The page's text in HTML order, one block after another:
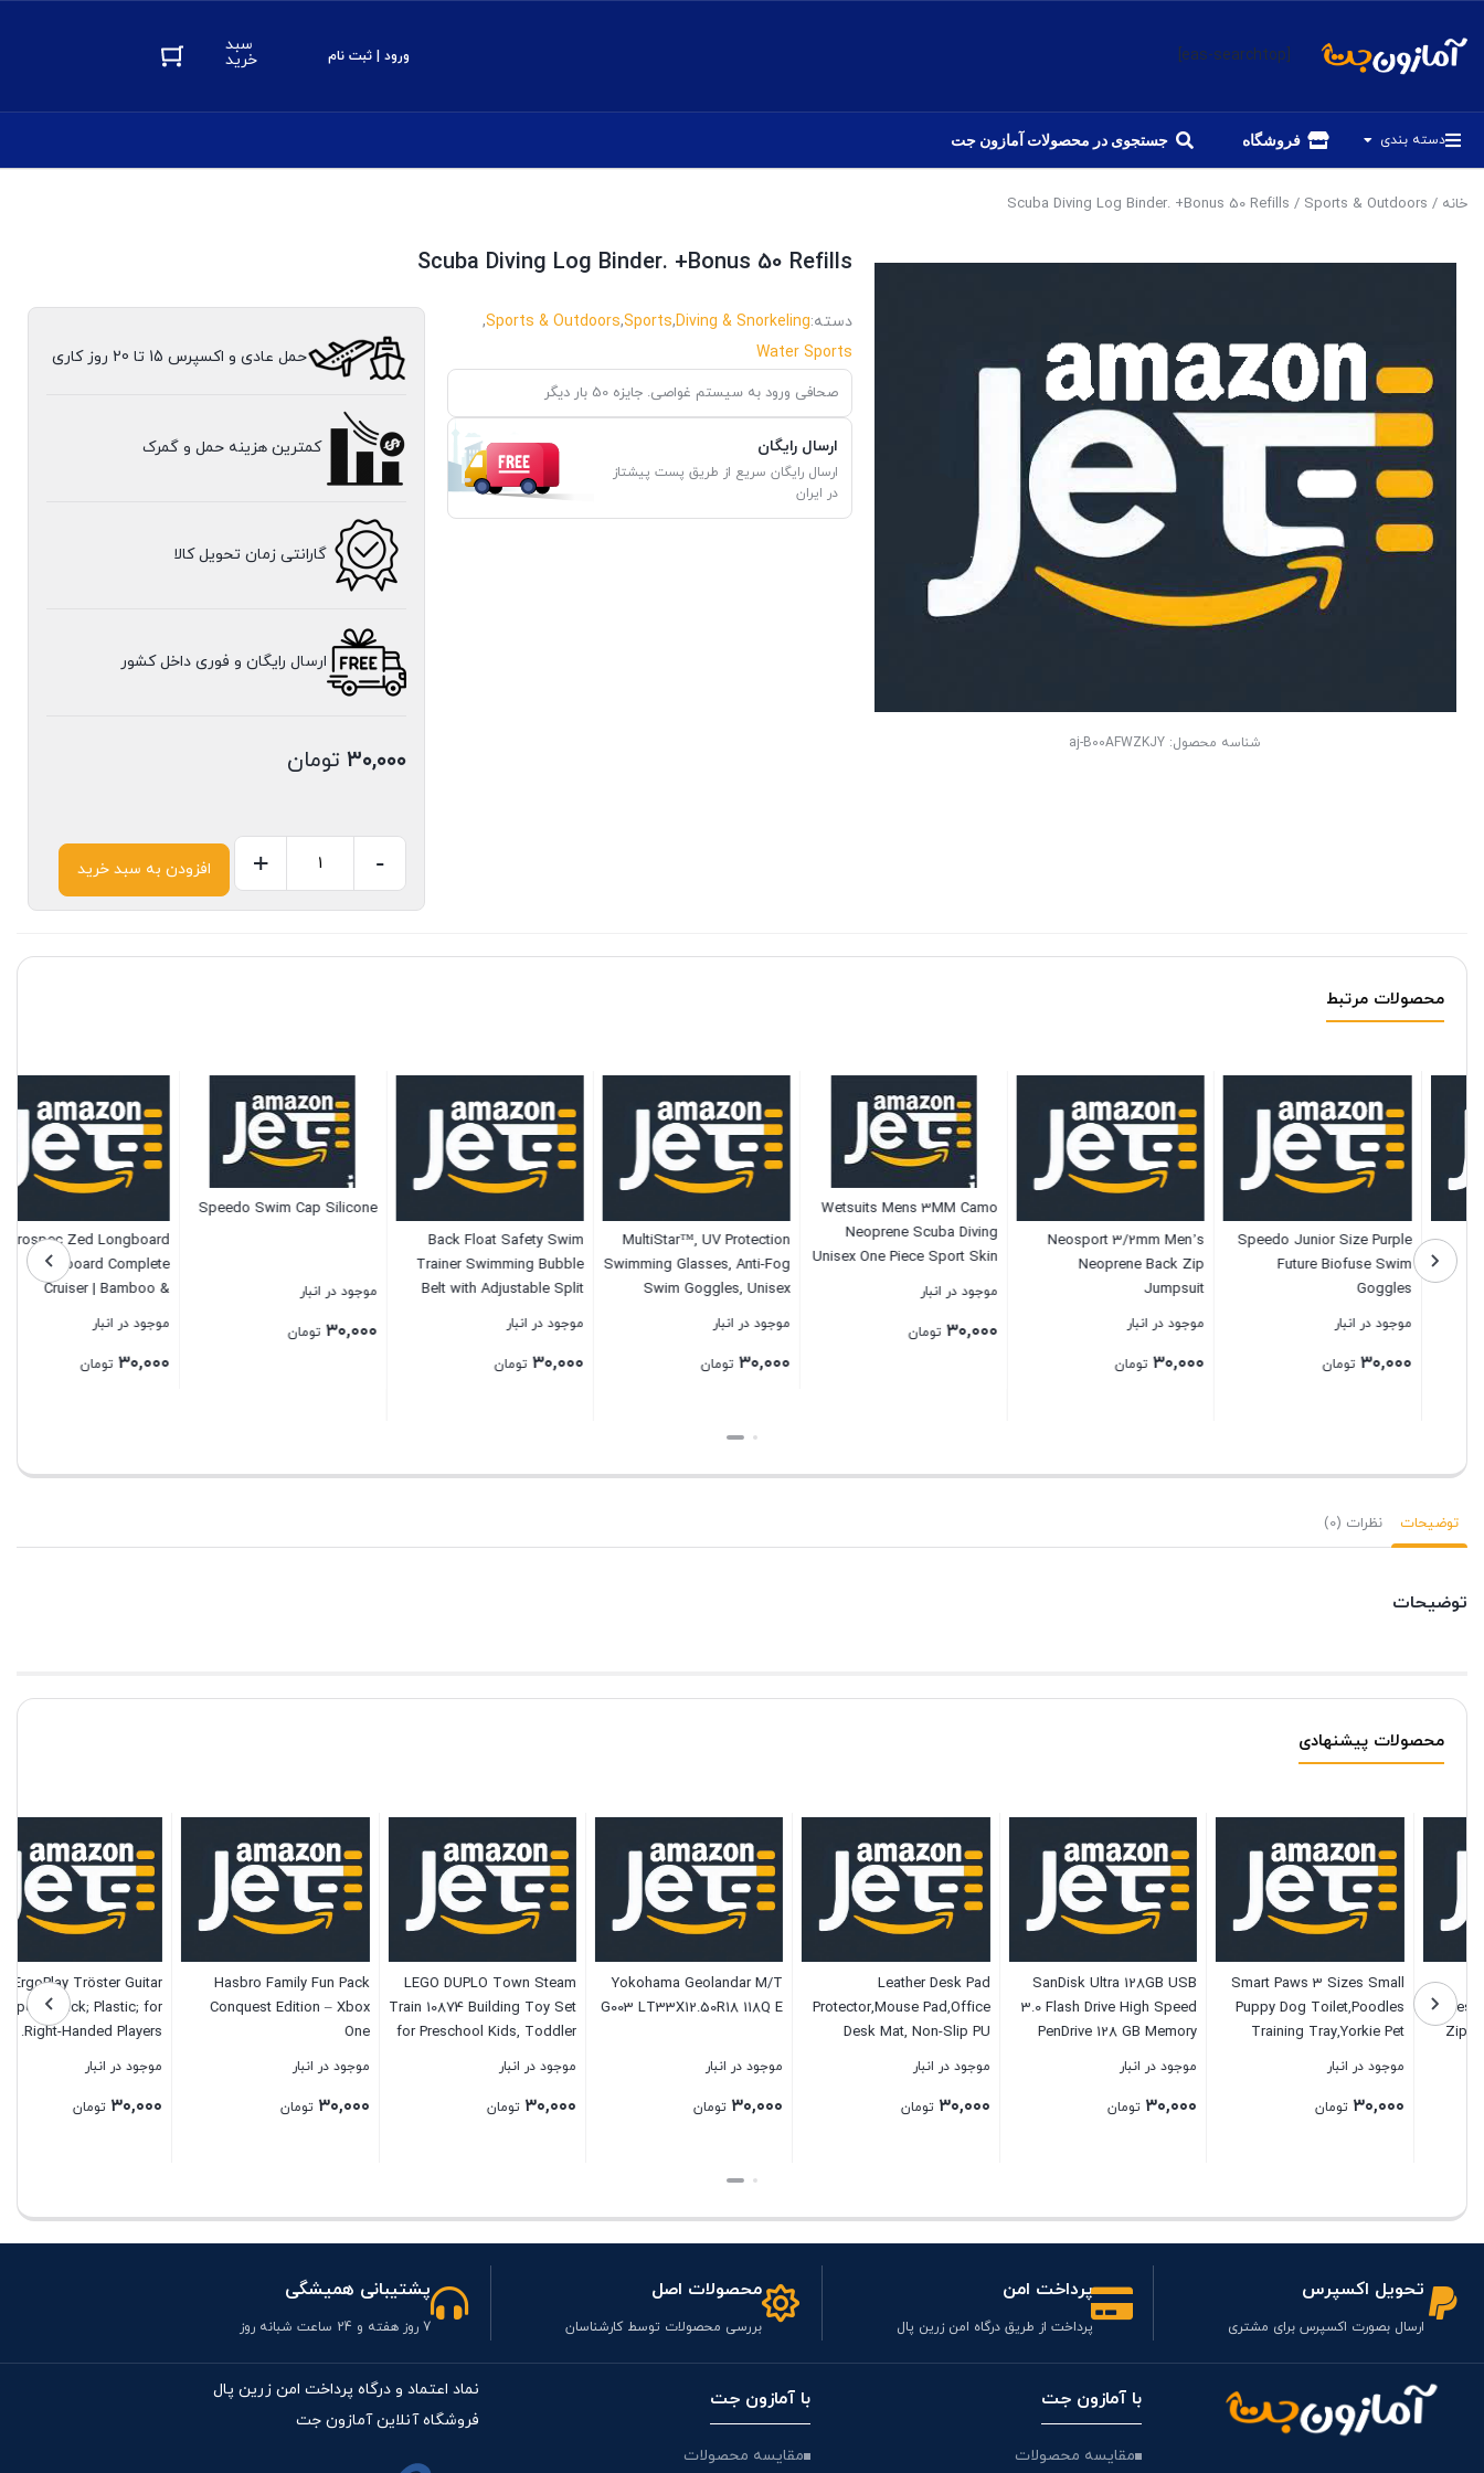
[eas-searchtop] ورود | ثبت نام
سبد
خرید
دسته بندی فروشگاه جستجوی در محصولات آمازون جت
خانه /
Sports & Outdoors
/ Scuba Diving Log Binder. +Bonus 50 Refills
شناسه محصول: aj-B00AFWZKJY
Scuba Diving Log Binder. +Bonus 50 Refills
دسته:Diving & Snorkeling
,
Sports
,
Sports & Outdoors
,
Water Sports
صحافی ورود به سیستم غواصی. جایزه 50 بار دیگر
ارسال رایگان
ارسال رایگان سریع از طریق پست پیشتاز
در ایران
حمل عادی و اکسپرس 15 تا 20 روز کاری
کمترین هزینه حمل و گمرک
گارانتی زمان تحویل کالا
ارسال رایگان و فوری داخل کشور
۳۰,۰۰۰ تومان
-
+ افزودن به سبد خرید
محصولات مرتبط
Speedo Junior Size Purple
Future Biofuse Swim
Goggles
موجود در انبار
۳۰,۰۰۰ تومان
Neosport 3/2mm Men’s
Neoprene Back Zip
Jumpsuit
موجود در انبار
۳۰,۰۰۰ تومان
Wetsuits Mens 3MM Camo
Neoprene Scuba Diving
Unisex One Piece Sport Skin
Spearfishing Full Suit
موجود در انبار
۳۰,۰۰۰ تومان
MultiStar™, UV Protection
Swimming Glasses, Anti-Fog
Swim Goggles, Unisex
Hydropulse Swimming
Goggles have Clear Vision
موجود در انبار
۳۰,۰۰۰ تومان
Back Float Safety Swim
Trainer Swimming Bubble
Belt with Adjustable Split
Layers Swim Bubbles Belts
Progressive Swim Floaties
موجود در انبار
۳۰,۰۰۰ تومان
Speedo Swim Cap Silicone
موجود در انبار
۳۰,۰۰۰ تومان
Retrospec Zed Longboard
Skateboard Complete
Cruiser | Bamboo &
Canadian Maple Wood
Trucks for Commuting,
موجود در انبار
۳۰,۰۰۰ تومان
توضیحات نظرات (0)
توضیحات
محصولات پیشنهادی
Smart Paws 3 Sizes Small
Puppy Dog Toilet,Poodles
Training Tray,Yorkie Pet
موجود در انبار
تومان
SanDisk Ultra 128GB USB
3.0 Flash Drive High Speed
PenDrive 128 GB Memory
Everything But Stromboli
موجود در انبار
تومان
Leather Desk Pad
Protector,Mouse Pad,Office
Desk Mat, Non-Slip PU
Writing Pad for Office and
موجود در انبار
تومان
Yokohama Geolandar M/T
G003 LT33X12.50R18 118Q E
موجود در انبار
تومان
LEGO DUPLO Town Steam
Train 10874 Building Toy Set
for Preschool Kids, Toddler
موجود در انبار
تومان
Hasbro Family Fun Pack
Conquest Edition – Xbox
One
موجود در انبار
تومان
ErgoPlay Tröster Guitar
Support; Black; Plastic; for
Right-Handed Players.
موجود در انبار
تومان
تحویل اکسپرس
ارسال بصورت اکسپرس برای مشتری
پرداخت امن
پرداخت از طریق درگاه امن زرین پال
محصولات اصل
بررسی محصولات توسط کارشناسان
پشتیبانی همیشگی
7 روز هفته و 24 ساعت شبانه روز
با آمازون جت
مقایسه محصولات
با آمازون جت
مقایسه محصولات
نماد اعتماد و درگاه پرداخت امن زرین پال
فروشگاه آنلاین آمازون جت